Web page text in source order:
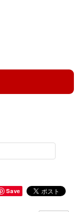
Save